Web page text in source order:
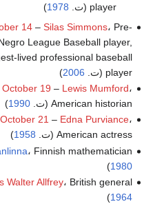
player (ت.
1978
)
14– Silas Simmons، Pre-
League Baseball player,
lived professional baseball
player (ت.
2006
)
October 19 – Lewis Mumford،
American historian (ت.
1990
)
October 21 – Edna Purviance،
American actress (ت.
1958
)
، Finnish mathematician (ت.
1980
)
Walter Allfrey، British general (ت.
1964
)